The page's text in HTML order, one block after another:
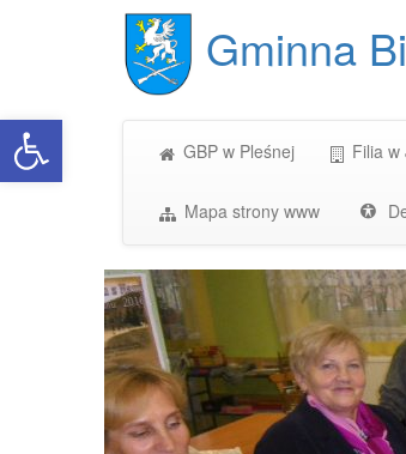
Open toolbar
Gminna
GBP w Pleśnej Filia w
Mapa strony www